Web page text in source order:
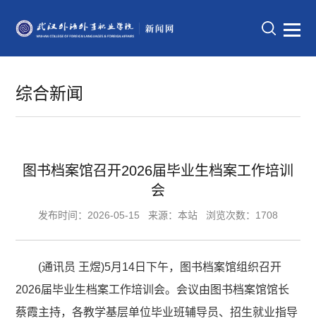
综合新闻
图书档案馆召开2026届毕业生档案工作培训
会
发布时间：2026-05-15 来源：本站 浏览次数：1708
(通讯员 王煜)5月14日下午，图书档案馆组织召开
2026届毕业生档案工作培训会。会议由图书档案馆馆长
蔡霞主持，各教学基层单位毕业班辅导员、招生就业指导